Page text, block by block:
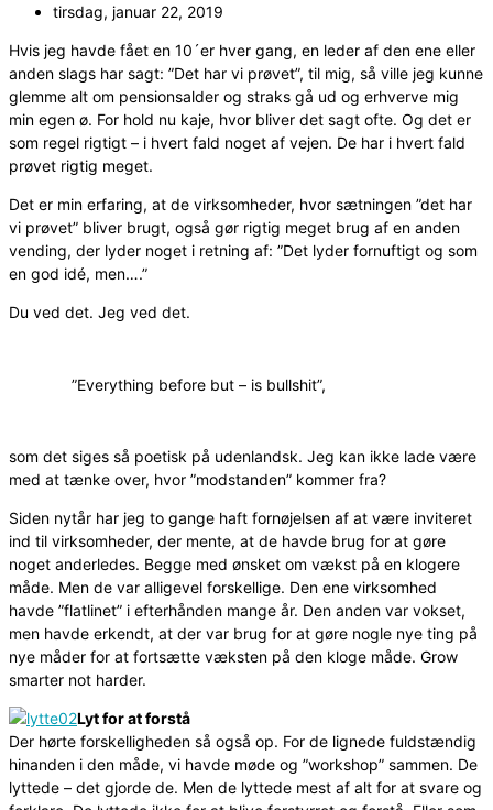
tirsdag, januar 22, 2019
Hvis jeg havde fået en 10´er hver gang, en leder af den ene eller
anden slags har sagt: ”Det har vi prøvet”, til mig, så ville jeg kunne
glemme alt om pensionsalder og straks gå ud og erhverve mig
min egen ø. For hold nu kaje, hvor bliver det sagt ofte. Og det er
som regel rigtigt – i hvert fald noget af vejen. De har i hvert fald
prøvet rigtig meget.
Det er min erfaring, at de virksomheder, hvor sætningen ”det har
vi prøvet” bliver brugt, også gør rigtig meget brug af en anden
vending, der lyder noget i retning af: ”Det lyder fornuftigt og som
en god idé, men….”
Du ved det. Jeg ved det.
”Everything before but – is bullshit”,
som det siges så poetisk på udenlandsk. Jeg kan ikke lade være
med at tænke over, hvor ”modstanden” kommer fra?
Siden nytår har jeg to gange haft fornøjelsen af at være inviteret
ind til virksomheder, der mente, at de havde brug for at gøre
noget anderledes. Begge med ønsket om vækst på en klogere
måde. Men de var alligevel forskellige. Den ene virksomhed
havde ”flatlinet” i efterhånden mange år. Den anden var vokset,
men havde erkendt, at der var brug for at gøre nogle nye ting på
nye måder for at fortsætte væksten på den kloge måde. Grow
smarter not harder.
Lyt for at forstå
Der hørte forskelligheden så også op. For de lignede fuldstændig
hinanden i den måde, vi havde møde og ”workshop” sammen. De
lyttede – det gjorde de. Men de lyttede mest af alt for at svare og